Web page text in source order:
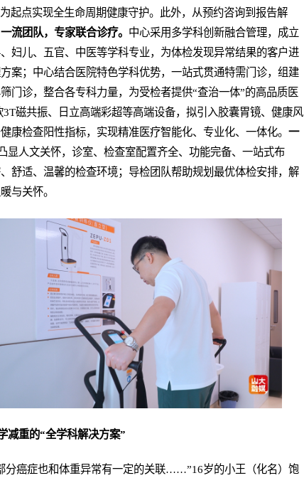
点实现全生命周期健康守护。此外，从预约咨询到报告解
一流团队，专家联合诊疗。 中心采用多学科创新融合管理，成立
妇儿、五官、中医等学科专业，为体检发现异常结果的客户进
案；中心结合医院特色学科优势，一站式贯通特需门诊，组建
门诊，整合各专科力量，为受检者提供“查治一体”的高品质医
磁共振、日立高端彩超等高端设备，拟引入胶囊胃镜、健康风
康检查阳性指标，实现精准医疗智能化、专业化、一体化。 一
显人文关怀，诊室、检查室配置齐全、功能完备、一站式布
舒适、温馨的检查环境；导检团队帮助规划最优体检安排，解
与关怀。
减重的“全学科解决方案”
分癌症也和体重异常有一定的关联……”16岁的小王（化名）饱